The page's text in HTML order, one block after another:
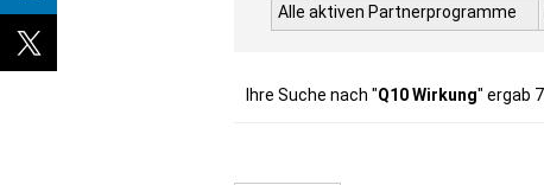
Alle aktiven Partnerprogramme
Ihre Suche nach "Q10 Wirkung" ergab